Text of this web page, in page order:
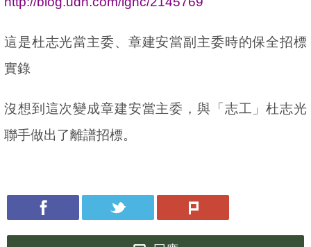
這是杜志光當主委、章建安當副主委時的保全招標
實錄
沒想到這次變成章建安當主委，與「志工」杜志光
聯手做出了離譜招標。